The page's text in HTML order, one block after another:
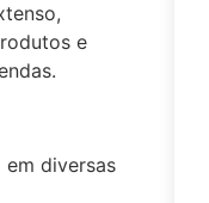
e
diversas